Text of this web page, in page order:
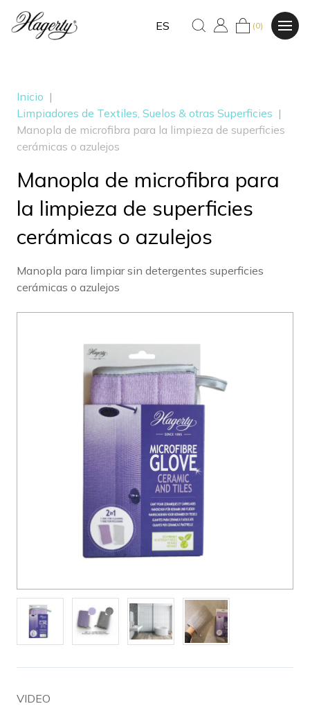
ES (0)
Inicio |
Limpiadores de Textiles, Suelos & otras Superficies |
Manopla de microfibra para la limpieza de superficies
cerámicas o azulejos
Manopla de microfibra para
la limpieza de superficies
cerámicas o azulejos
Manopla para limpiar sin detergentes superficies
cerámicas o azulejos
VIDEO